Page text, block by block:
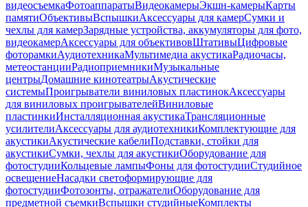
видеосъемкаФотоаппаратыВидеокамерыЭкшн-камерыКарты
памятиОбъективыВспышкиАксессуары для камерСумки и
чехлы для камерЗарядные устройства, аккумуляторы для фото,
видеокамерАксессуары для объективовШтативыЦифровые
фоторамкиАудиотехникаМультимедиа акустикаРадиочасы,
метеостанцииРадиоприемникиМузыкальные
центрыДомашние кинотеатрыАкустические
системыПроигрыватели виниловых пластинокАксессуары
для виниловых проигрывателейВиниловые
пластинкиИнсталляционная акустикаТрансляционные
усилителиАксессуары для аудиотехникиКомплектующие для
акустикиАкустические кабелиПодставки, стойки для
акустикиСумки, чехлы для акустикиОборудование для
фотостудииКольцевые лампыФоны для фотостудииСтудийное
освещениеНасадки светоформирующие для
фотостудииФотозонты, отражателиОборудование для
предметной съемкиВспышки студийныеКомплекты